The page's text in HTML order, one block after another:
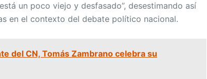
un poco viejo y desfasado”, desestimando así
en el contexto del debate político nacional.
del CN, Tomás Zambrano celebra su